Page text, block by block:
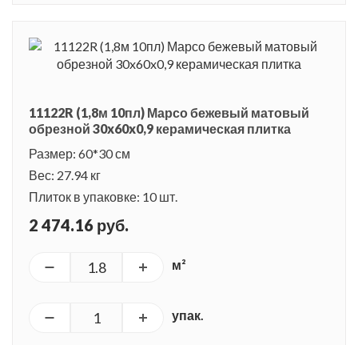
11122R (1,8м 10пл) Марсо бежевый матовый
обрезной 30x60x0,9 керамическая плитка
Размер: 60*30 см
Вес: 27.94 кг
Плиток в упаковке: 10 шт.
2 474.16 руб.
м²
упак.